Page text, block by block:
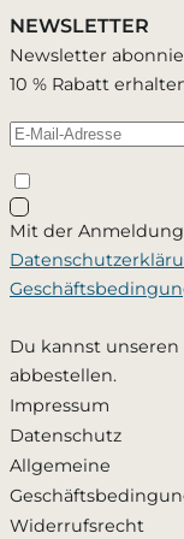
Du wirst per E-
Artikel wieder
Ja, ich möchte -
informiert
verfügbar ist.
weitergegeben.
zur Kenntnis
Rabatt erhalten
NEWSLETTER
Newsletter
10 % Rabatt
Mit der
Du kannst
abbestellen.
Impressum
Datenschutz
Allgemeine
Widerrufsrecht